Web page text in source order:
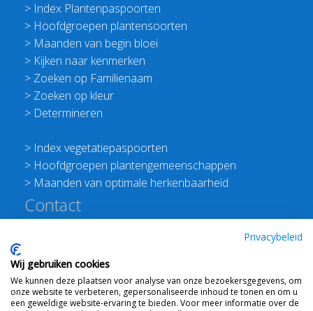
> Index Plantenpaspoorten
> Hoofdgroepen plantensoorten
> Maanden van begin bloei
> Kijken naar kenmerken
> Zoeken op Familienaam
> Zoeken op kleur
> Determineren
> Index vegetatiepaspoorten
> Hoofdgroepen plantengemeenschappen
> Maanden van optimale herkenbaarheid
Contact
E:info@floravannederland.nl
Plein 1992 70F 6221JP Maastricht
T: 06 41237586
Privacybeleid
Wij gebruiken cookies
We kunnen deze plaatsen voor analyse van onze bezoekersgegevens, om
onze website te verbeteren, gepersonaliseerde inhoud te tonen en om u
een geweldige website-ervaring te bieden. Voor meer informatie over de